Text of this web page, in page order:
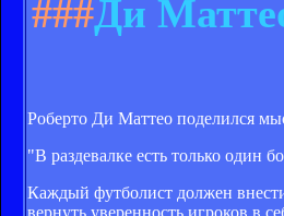
###Ди
Роберто Ди Маттео поделился
"В раздевалке есть только один
Каждый футболист должен
вернуть уверенность игроков в